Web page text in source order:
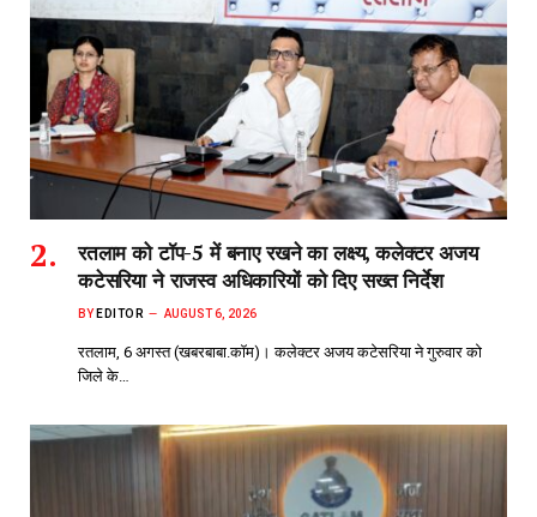
रतलाम को टॉप-5 में बनाए रखने का लक्ष्य, कलेक्टर अजय
कटेसरिया ने राजस्व अधिकारियों को दिए सख्त निर्देश
BY EDITOR AUGUST 6, 2026
रतलाम, 6 अगस्त (खबरबाबा.कॉम)। कलेक्टर अजय कटेसरिया ने गुरुवार को
जिले के…